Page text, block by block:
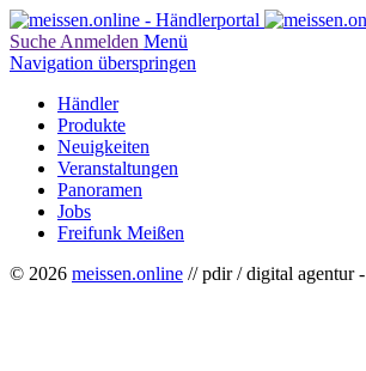
Suche Anmelden Menü
Navigation überspringen
Händler
Produkte
Neuigkeiten
Veranstaltungen
Panoramen
Jobs
Freifunk Meißen
© 2026 meissen.online // pdir / digital agentur -